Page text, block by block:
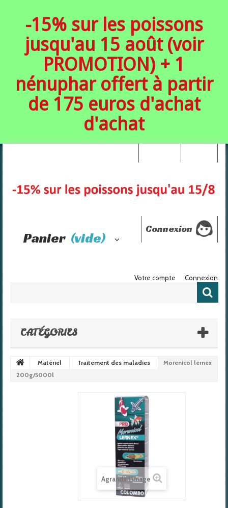
-15% sur les poissons
jusqu'au 15 août (voir
PROMOTION) + 1
nénuphar offert à partir
de 175 euros d'achat
d'achat
Connexion
Panier (vide)
Votre compte Connexion
CATÉGORIES
Matériel Traitement des maladies
Morenicol lernex
200g/5000l
Agrandir l'image